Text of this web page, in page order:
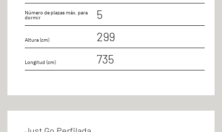
Número de plazas máx. para
dormir 5
Altura (cm) 299
Longitud (cm) 735